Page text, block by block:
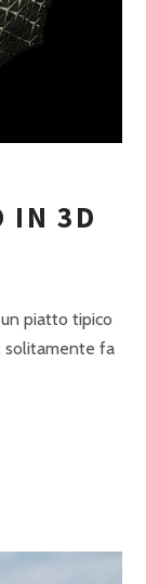
IN 3D
piatto tipico
solitamente fa